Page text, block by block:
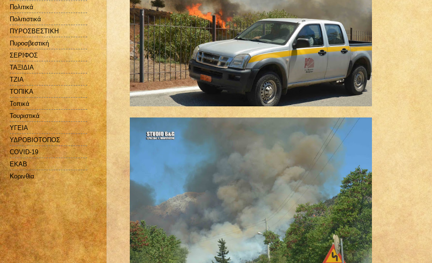
Πολιτικά
Πολιτιστικά
ΠΥΡΟΣΒΕΣΤΙΚΗ
Πυροσβεστική
ΣΕΡΙΦΟΣ
ΤΑΞΙΔΙΑ
ΤΖΙΑ
ΤΟΠΙΚΑ
Τοπικά
Τουριστικά
ΥΓΕΙΑ
ΥΔΡΟΒΙΟΤΟΠΟΣ
COVID-19
EKAB
Kορινθία